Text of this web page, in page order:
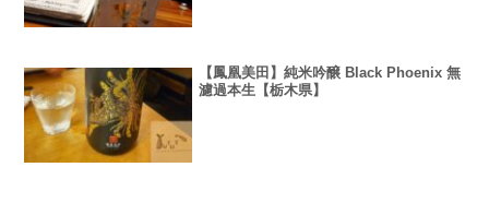
【鳳凰美田】純米吟醸 Black Phoenix 無
濾過本生【栃木県】